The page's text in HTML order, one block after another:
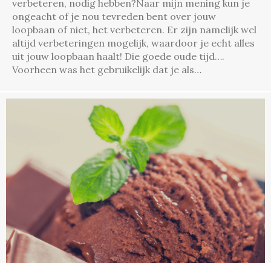
verbeteren, nodig hebben?Naar mijn mening kun je
ongeacht of je nou tevreden bent over jouw
loopbaan of niet, het verbeteren. Er zijn namelijk wel
altijd verbeteringen mogelijk, waardoor je echt alles
uit jouw loopbaan haalt! Die goede oude tijd….
Voorheen was het gebruikelijk dat je als…